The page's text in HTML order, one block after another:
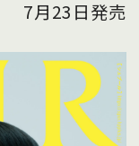
7月23日発売